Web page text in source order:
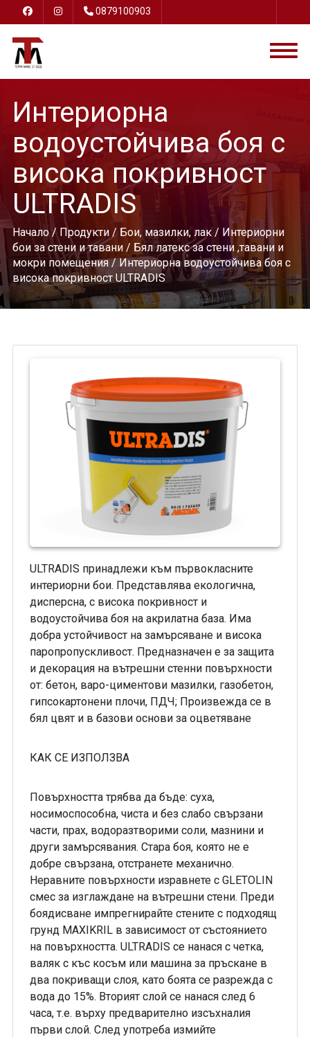
0879100903
Интериорна
водоустойчива боя с
висока покривност
ULTRADIS
Начало/ Продукти/ Бои, мазилки, лак/ Интериорни
бои за стени и тавани/ Бял латекс за стени ,тавани и
мокри помещения/ Интериорна водоустойчива боя с
висока покривност ULTRADIS
ULTRADIS принадлежи към първокласните
интериорни бои. Представлява екологична,
дисперсна, с висока покривност и
водоустойчива боя на акрилатна база. Има
добра устойчивост на замърсяване и висока
паропропускливост. Предназначен е за защита
и декорация на вътрешни стенни повърхности
от: бетон, варо-циментови мазилки, газобетон,
гипсокартонени плочи, ПДЧ; Произвежда се в
бял цвят и в базови основи за оцветяване
КАК СЕ ИЗПОЛЗВА
Повърхността трябва да бъде: суха,
носимоспособна, чиста и без слабо свързани
части, прах, водоразтворими соли, мазнини и
други замърсявания. Стара боя, която не е
добре свързана, отстранете механично.
Неравните повърхности изравнете с GLETOLIN
смес за изглаждане на вътрешни стени. Преди
боядисване импрегнирайте стените с подходящ
грунд MAXIKRIL в зависимост от състоянието
на повърхността. ULTRADIS се нанася с четка,
валяк с къс косъм или машина за пръскане в
два покриващи слоя, като боята се разрежда с
вода до 15%. Вторият слой се нанася след 6
часа, т.е. върху предварително изсъхналия
първи слой. След употреба измийте